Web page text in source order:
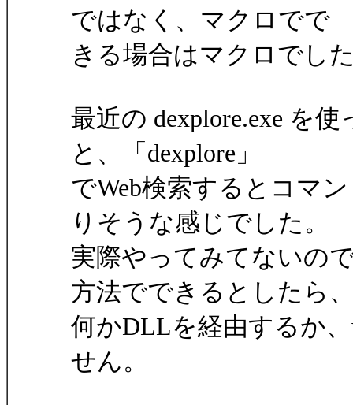
ではなく、マクロでで
きる場合はマクロでし
最近の dexplore.exe を
と、「dexplore」
でWeb検索するとコマ
りそうな感じでした。
実際やってみてないの
方法でできるとしたら
何かDLLを経由するか
せん。